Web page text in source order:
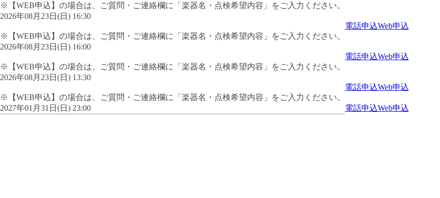
※【WEB申込】の場合は、ご質問・ご連絡欄に「楽器名・点検希望内容」をご入力ください。
2026年08月23日(日) 16:30
※【WEB申込】の場合は、ご質問・ご連絡欄に「楽器名・点検希望内容」をご入力ください。
電話申込Web申込
2026年08月23日(日) 16:00
※【WEB申込】の場合は、ご質問・ご連絡欄に「楽器名・点検希望内容」をご入力ください。
電話申込Web申込
2026年08月23日(日) 13:30
※【WEB申込】の場合は、ご質問・ご連絡欄に「楽器名・点検希望内容」をご入力ください。
電話申込Web申込
2027年01月31日(日) 23:00 電話申込Web申込